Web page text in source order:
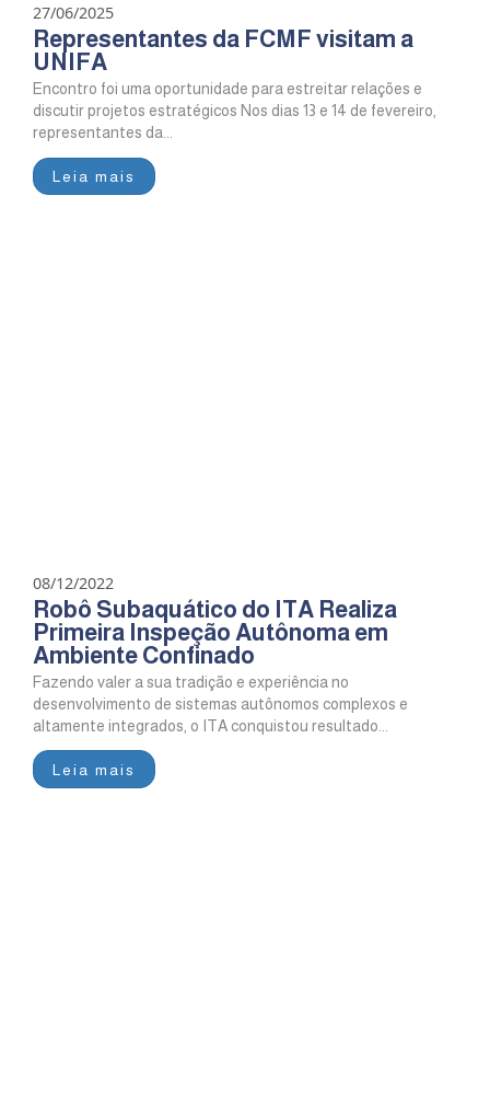
27/06/2025
Representantes da FCMF visitam a
UNIFA
Encontro foi uma oportunidade para estreitar relações e
discutir projetos estratégicos Nos dias 13 e 14 de fevereiro,
representantes da...
Leia mais
08/12/2022
Robô Subaquático do ITA Realiza
Primeira Inspeção Autônoma em
Ambiente Confinado
Fazendo valer a sua tradição e experiência no
desenvolvimento de sistemas autônomos complexos e
altamente integrados, o ITA conquistou resultado...
Leia mais